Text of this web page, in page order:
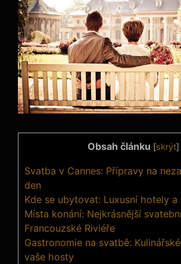
Obsah článku [skrýt]
Svatba v Cannes: Přípravy na
den
Kde se ubytovat: Luxusní hotely a
Místa konání: Nejkrásnější
Francouzské Riviéře
Gastronomie na svatbě:
vaše hosty